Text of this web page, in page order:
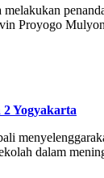
Proyogo
Yogyakarta
dalam